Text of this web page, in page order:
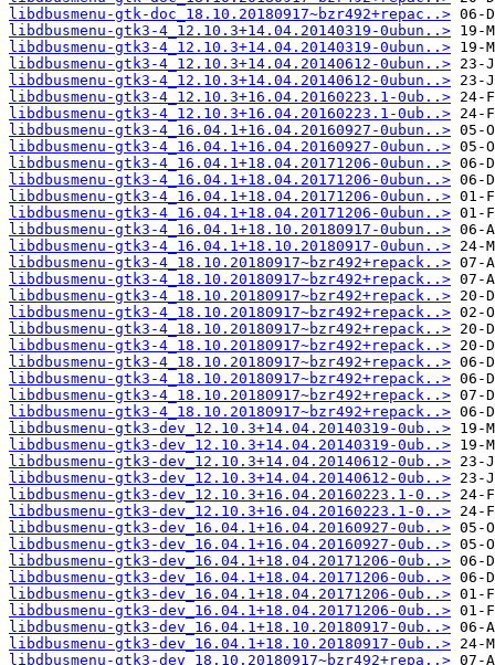
libdbusmenu-gtk-doc_18.10.20180917~bzr492+repac..>
libdbusmenu-gtk3-4_12.10.3+14.04.20140319-0ubun..>
libdbusmenu-gtk3-4_12.10.3+14.04.20140319-0ubun..>
libdbusmenu-gtk3-4_12.10.3+14.04.20140612-0ubun..>
libdbusmenu-gtk3-4_12.10.3+14.04.20140612-0ubun..>
libdbusmenu-gtk3-4_12.10.3+16.04.20160223.1-0ub..>
libdbusmenu-gtk3-4_12.10.3+16.04.20160223.1-0ub..>
libdbusmenu-gtk3-4_16.04.1+16.04.20160927-0ubun..>
libdbusmenu-gtk3-4_16.04.1+16.04.20160927-0ubun..>
libdbusmenu-gtk3-4_16.04.1+18.04.20171206-0ubun..>
libdbusmenu-gtk3-4_16.04.1+18.04.20171206-0ubun..>
libdbusmenu-gtk3-4_16.04.1+18.04.20171206-0ubun..>
libdbusmenu-gtk3-4_16.04.1+18.04.20171206-0ubun..>
libdbusmenu-gtk3-4_16.04.1+18.10.20180917-0ubun..>
libdbusmenu-gtk3-4_16.04.1+18.10.20180917-0ubun..>
libdbusmenu-gtk3-4_18.10.20180917~bzr492+repack..>
libdbusmenu-gtk3-4_18.10.20180917~bzr492+repack..>
libdbusmenu-gtk3-4_18.10.20180917~bzr492+repack..>
libdbusmenu-gtk3-4_18.10.20180917~bzr492+repack..>
libdbusmenu-gtk3-4_18.10.20180917~bzr492+repack..>
libdbusmenu-gtk3-4_18.10.20180917~bzr492+repack..>
libdbusmenu-gtk3-4_18.10.20180917~bzr492+repack..>
libdbusmenu-gtk3-4_18.10.20180917~bzr492+repack..>
libdbusmenu-gtk3-4_18.10.20180917~bzr492+repack..>
libdbusmenu-gtk3-4_18.10.20180917~bzr492+repack..>
libdbusmenu-gtk3-dev_12.10.3+14.04.20140319-0ub..>
libdbusmenu-gtk3-dev_12.10.3+14.04.20140319-0ub..>
libdbusmenu-gtk3-dev_12.10.3+14.04.20140612-0ub..>
libdbusmenu-gtk3-dev_12.10.3+14.04.20140612-0ub..>
libdbusmenu-gtk3-dev_12.10.3+16.04.20160223.1-0..>
libdbusmenu-gtk3-dev_12.10.3+16.04.20160223.1-0..>
libdbusmenu-gtk3-dev_16.04.1+16.04.20160927-0ub..>
libdbusmenu-gtk3-dev_16.04.1+16.04.20160927-0ub..>
libdbusmenu-gtk3-dev_16.04.1+18.04.20171206-0ub..>
libdbusmenu-gtk3-dev_16.04.1+18.04.20171206-0ub..>
libdbusmenu-gtk3-dev_16.04.1+18.04.20171206-0ub..>
libdbusmenu-gtk3-dev_16.04.1+18.04.20171206-0ub..>
libdbusmenu-gtk3-dev_16.04.1+18.10.20180917-0ub..>
libdbusmenu-gtk3-dev_16.04.1+18.10.20180917-0ub..>
libdbusmenu-gtk3-dev_18.10.20180917~bzr492+repa..>